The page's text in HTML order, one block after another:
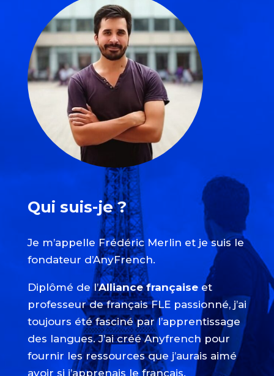
Qui suis-je ?
Je m’appelle Frédéric Merlin et je suis le
fondateur d’AnyFrench.
Diplômé de l’Alliance française et
professeur de français FLE passionné, j’ai
toujours été fasciné par l’apprentissage
des langues. J’ai créé Anyfrench pour
fournir les ressources que j’aurais aimé
avoir si j’apprenais le français.